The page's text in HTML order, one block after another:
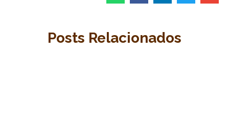
Posts Relacionados